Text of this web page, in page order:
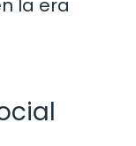
la era